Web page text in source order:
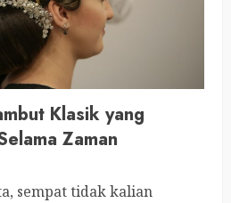
Klasik yang
Zaman
sempat tidak kalian